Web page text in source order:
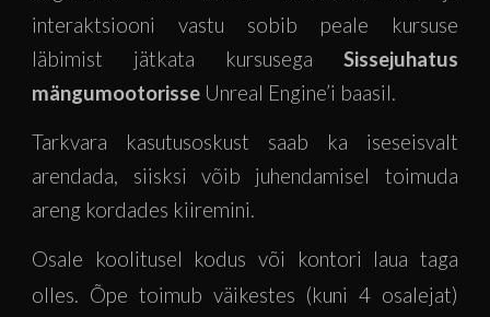
interaktsiooni vastu sobib peale kursuse
läbimist jätkata kursusega
Sissejuhatus
mängumootorisse Unreal Engine’i baasil.
Tarkvara kasutusoskust saab ka iseseisvalt
arendada, siisksi võib juhendamisel toimuda
areng kordades kiiremini.
Osale koolitusel kodus või kontori laua taga
olles. Õpe toimub väikestes (kuni 4 osalejat)